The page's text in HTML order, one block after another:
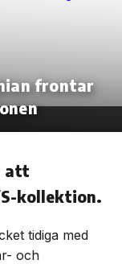
frontar
att
kollektion.
tidiga med
och